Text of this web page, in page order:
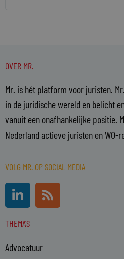
OVER MR.
Mr. is hét platform voor juristen.
in de juridische wereld en belicht
vanuit een onafhankelijke positie.
Nederland actieve juristen en WO-
VOLG MR. OP SOCIAL MEDIA
L
i
n
k
d
R
s
s
THEMA'S
Advocatuur